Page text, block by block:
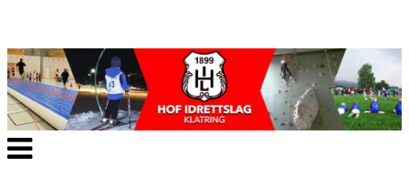
Veksle
navigasjon